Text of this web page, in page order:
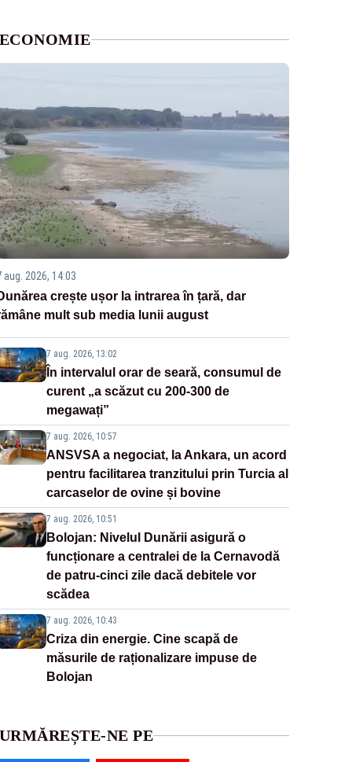
aug. 2026, 14:03
crește ușor la intrarea în țară, dar
mult sub media lunii august
7 aug. 2026, 13:02
În intervalul orar de seară, consumul de
curent „a scăzut cu 200-300 de
megawați”
7 aug. 2026, 10:57
ANSVSA a negociat, la Ankara, un acord
pentru facilitarea tranzitului prin Turcia al
carcaselor de ovine și bovine
7 aug. 2026, 10:51
Bolojan: Nivelul Dunării asigură o
funcționare a centralei de la Cernavodă
de patru-cinci zile dacă debitele vor
scădea
7 aug. 2026, 10:43
Criza din energie. Cine scapă de
măsurile de raționalizare impuse de
Bolojan
NE PE